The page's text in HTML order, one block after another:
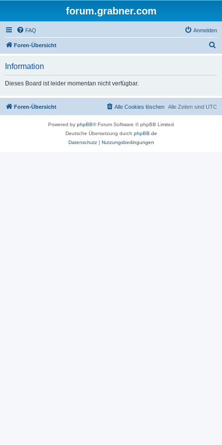
forum.grabner.com
FAQ Anmelden
Foren-Übersicht
Information
Dieses Board ist leider momentan nicht verfügbar.
Foren-Übersicht Alle Zeiten sind UTC
Alle Cookies löschen
Powered by phpBB® Forum Software © phpBB Limited
Deutsche Übersetzung durch phpBB.de
Datenschutz| Nutzungsbedingungen